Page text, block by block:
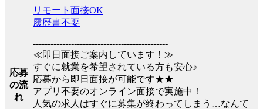
応募
の流
れ
リモート面接OK
履歴書不要
----------------------------------------------
≪即日面接ご案内しています！≫
すぐに就業を希望されている方も安心♪
応募から即日面接が可能です★★
アプリ不要のオンライン面接で実施中！
人気の求人はすぐに募集が終わってしまう…なんて